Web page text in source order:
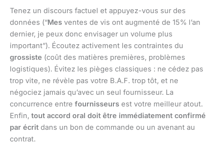
Tenez un discours factuel et appuyez-vous sur des
données (“Mes ventes de vis ont augmenté de 15% l’an
dernier, je peux donc envisager un volume plus
important”). Écoutez activement les contraintes du
grossiste (coût des matières premières, problèmes
logistiques). Évitez les pièges classiques : ne cédez pas
trop vite, ne révèle pas votre B.A.F. trop tôt, et ne
négociez jamais qu’avec un seul fournisseur. La
concurrence entre fournisseurs est votre meilleur atout.
Enfin, tout accord oral doit être immédiatement confirmé
par écrit dans un bon de commande ou un avenant au
contrat.